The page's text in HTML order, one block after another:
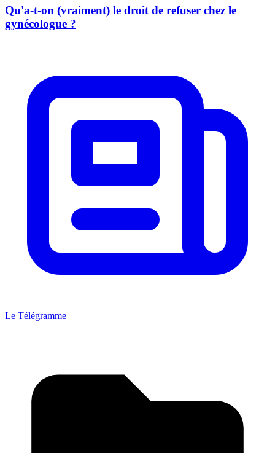
Qu'a-t-on (vraiment) le droit de refuser chez le
gynécologue ?
Le Télégramme